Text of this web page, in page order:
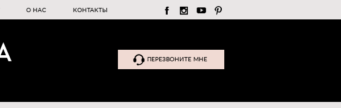
О НАС КОНТАКТЫ
ПЕРЕЗВОНИТЕ МНЕ